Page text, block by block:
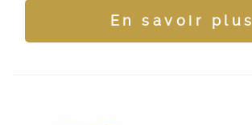
En savoir plus